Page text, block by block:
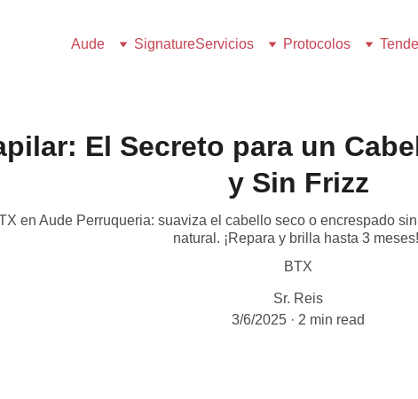
Aude SignatureServicios Protocolos
El Secreto para un
y Sin Frizz
en Aude Perruqueria: suaviza el cabello seco o encrespado
natural. ¡Repara y brilla hasta 3
BTX
Sr. Reis
3/6/2025
2 min read